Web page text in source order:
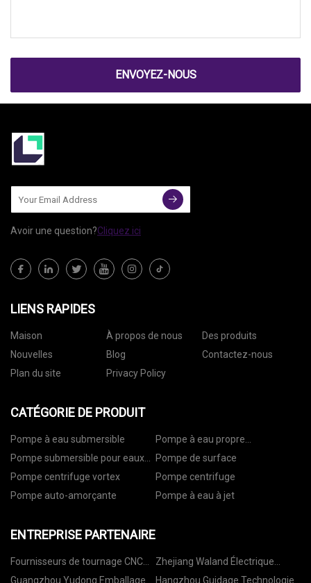
ENVOYEZ-NOUS
Avoir une question?Cliquez ici
LIENS RAPIDES
Maison À propos de nous
Des produits
Nouvelles
Blog
Contactez-nous
Plan du site
Privacy Policy
CATÉGORIE DE PRODUIT
Pompe à eau submersible
Pompe à eau propre
submersible
Pompe submersible pour eaux
usées
Pompe de surface
Pompe centrifuge vortex
Pompe centrifuge
Pompe auto-amorçante
Pompe à eau à jet
ENTREPRISE PARTENAIRE
Fournisseurs de tournage CNC
en Chine
Zhejiang Waland Électrique
Moteur Cie, Ltée
Guangzhou Yudong Emballage Hangzhou Guidage Technologie